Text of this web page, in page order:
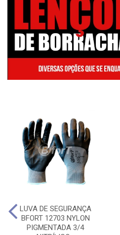
LUVA DE SEGURANÇA
BFORT 12703 NYLON
PIGMENTADA 3/4